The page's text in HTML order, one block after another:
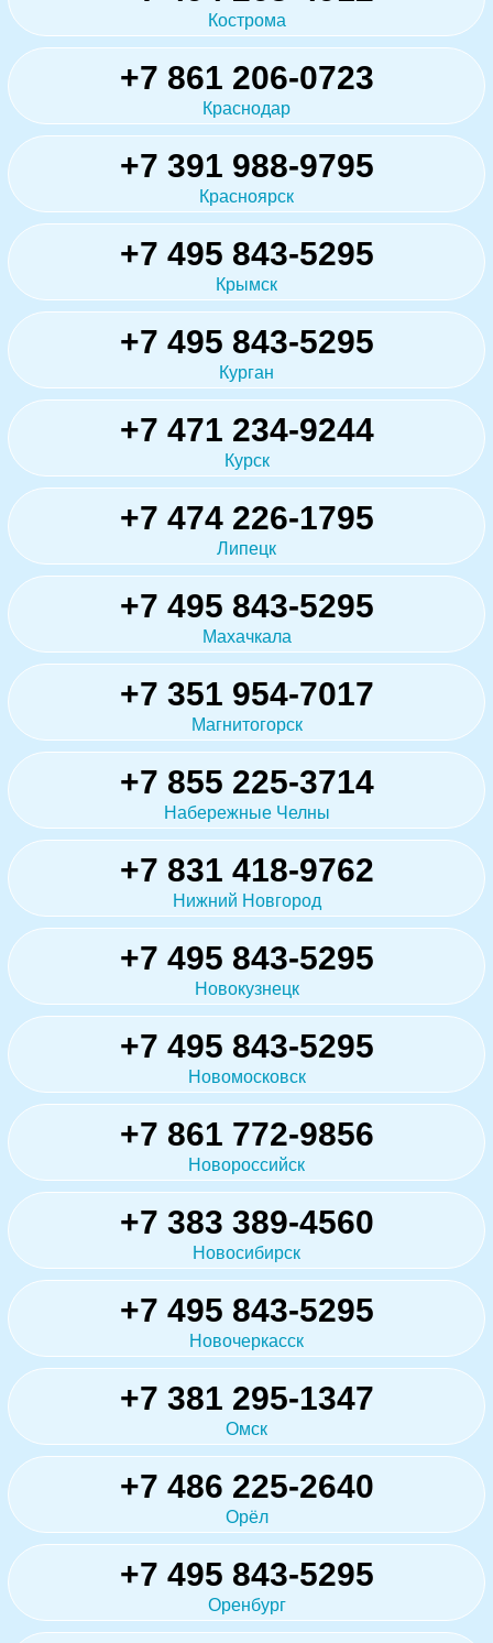
Кострома
+7 861 206-0723
Краснодар
+7 391 988-9795
Красноярск
+7 495 843-5295
Крымск
+7 495 843-5295
Курган
+7 471 234-9244
Курск
+7 474 226-1795
Липецк
+7 495 843-5295
Махачкала
+7 351 954-7017
Магнитогорск
+7 855 225-3714
Набережные Челны
+7 831 418-9762
Нижний Новгород
+7 495 843-5295
Новокузнецк
+7 495 843-5295
Новомосковск
+7 861 772-9856
Новороссийск
+7 383 389-4560
Новосибирск
+7 495 843-5295
Новочеркасск
+7 381 295-1347
Омск
+7 486 225-2640
Орёл
+7 495 843-5295
Оренбург